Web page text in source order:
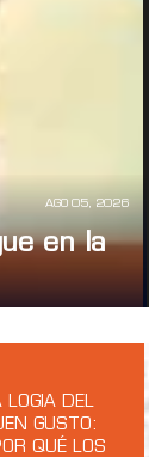
AGO 05, 2026
en la
LOGIA DEL
GUSTO:
QUÉ LOS